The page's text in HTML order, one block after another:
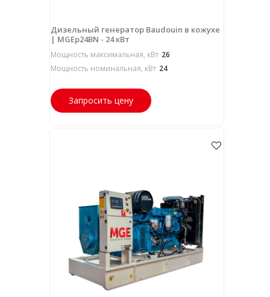
Дизельный генератор Baudouin в кожухе
| MGEp24BN - 24 кВт
Мощность максимальная, кВт 26
Мощность номинальная, кВт 24
Запросить цену